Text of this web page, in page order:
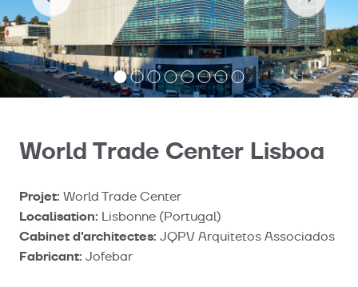
World Trade Center Lisboa
Projet: World Trade Center
Localisation: Lisbonne (Portugal)
Cabinet d'architectes: JQPV Arquitetos Associados
Fabricant: Jofebar